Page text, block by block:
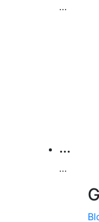
…
…
…